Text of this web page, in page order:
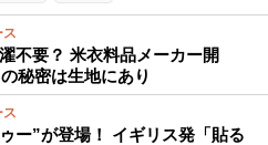
ス
不要？ 米衣料品メーカー開
秘密は生地にあり
ス
ー”が登場！ イギリス発「貼る